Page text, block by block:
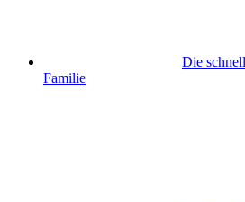
Die
Familie